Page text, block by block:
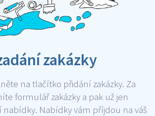
zakázky
na tlačítko přidání zakázky. Za
formulář zakázky a pak už jen
Nabídky vám příjdou na váš